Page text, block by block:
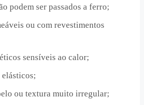
podem ser passados a ferro;
ou com revestimentos
sensíveis ao calor;
ou textura muito irregular;